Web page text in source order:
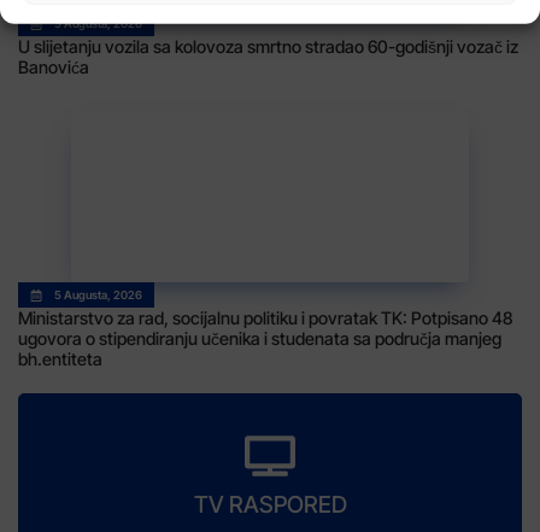
5 Augusta, 2026
U slijetanju vozila sa kolovoza smrtno stradao 60-godišnji vozač iz
Banovića
5 Augusta, 2026
Ministarstvo za rad, socijalnu politiku i povratak TK: Potpisano 48
ugovora o stipendiranju učenika i studenata sa područja manjeg
bh.entiteta
TV RASPORED